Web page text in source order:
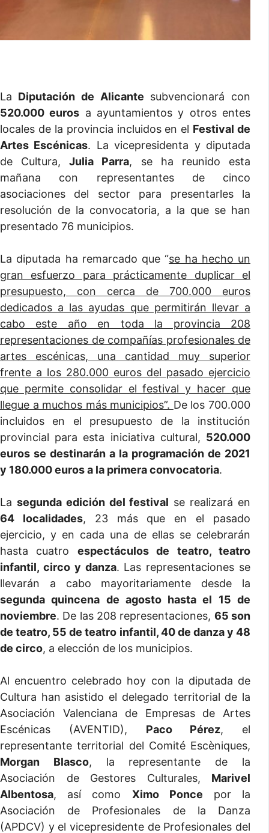
La Diputación de Alicante subvencionará con
520.000 euros a ayuntamientos y otros entes
locales de la provincia incluidos en el Festival de
Artes Escénicas. La vicepresidenta y diputada
de Cultura,Julia Parra, se ha reunido esta
mañana con representantes de cinco
asociaciones del sector para presentarles la
resolución de la convocatoria, a la que se han
presentado 76 municipios.
La diputada ha remarcado que “se ha hecho un
gran esfuerzo para prácticamente duplicar el
presupuesto, con cerca de 700.000 euros
dedicados a las ayudas que permitirán llevar a
cabo este año en toda la provincia 208
representaciones de compañías profesionales de
artes escénicas, una cantidad muy superior
frente a los 280.000 euros del pasado ejercicio
que permite consolidar el festival y hacer que
llegue a muchos más municipios”. De los 700.000
incluidos en el presupuesto de la institución
provincial para esta iniciativa cultural, 520.000
euros se destinarán a la programación de 2021
y 180.000 euros a la primera convocatoria.
La segunda edición del festival se realizará en
64 localidades, 23 más que en el pasado
ejercicio, y en cada una de ellas se celebrarán
hasta cuatro espectáculos de teatro, teatro
infantil, circo y danza. Las representaciones se
llevarán a cabo mayoritariamente desde la
segunda quincena de agosto hasta el 15 de
noviembre. De las 208 representaciones, 65 son
de teatro, 55 de teatro infantil, 40 de danza y 48
de circo, a elección de los municipios.
Al encuentro celebrado hoy con la diputada de
Cultura han asistido el delegado territorial de la
Asociación Valenciana de Empresas de Artes
Escénicas (AVENTID), Paco Pérez, el
representante territorial del Comité Escèniques,
Morgan Blasco, la representante de la
Asociación de Gestores Culturales, Marivel
Albentosa, así como Ximo Ponce por la
Asociación de Profesionales de la Danza
(APDCV) y el vicepresidente de Profesionales del